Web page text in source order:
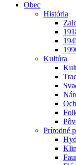
Obec
História
Kultúra
Prírodné